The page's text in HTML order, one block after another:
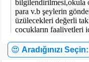
😍 Aradığınızı Seçin: